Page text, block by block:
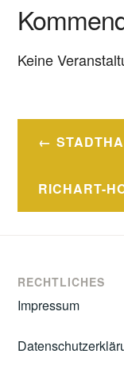
Keine
RICHART-
RECHTLICHES
Impressum